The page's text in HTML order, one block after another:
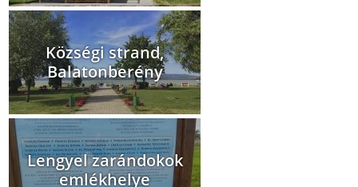
Községi strand,
Balatonberény
Lengyel zarándokok
emlékhelye